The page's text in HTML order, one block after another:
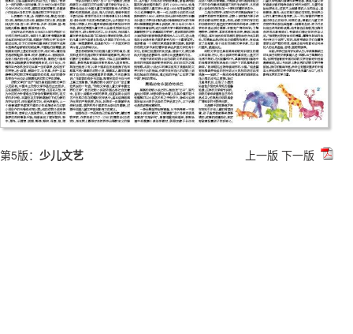
第5版： 少儿文艺 上一版 下一版